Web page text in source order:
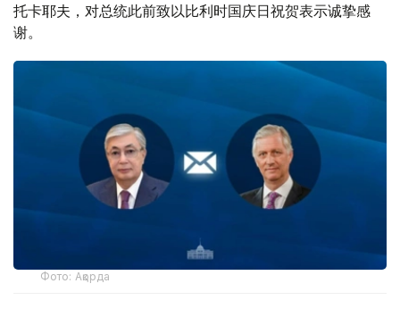
托卡耶夫，对总统此前致以比利时国庆日祝贺表示诚挚感
谢。
Фото: Ақорда